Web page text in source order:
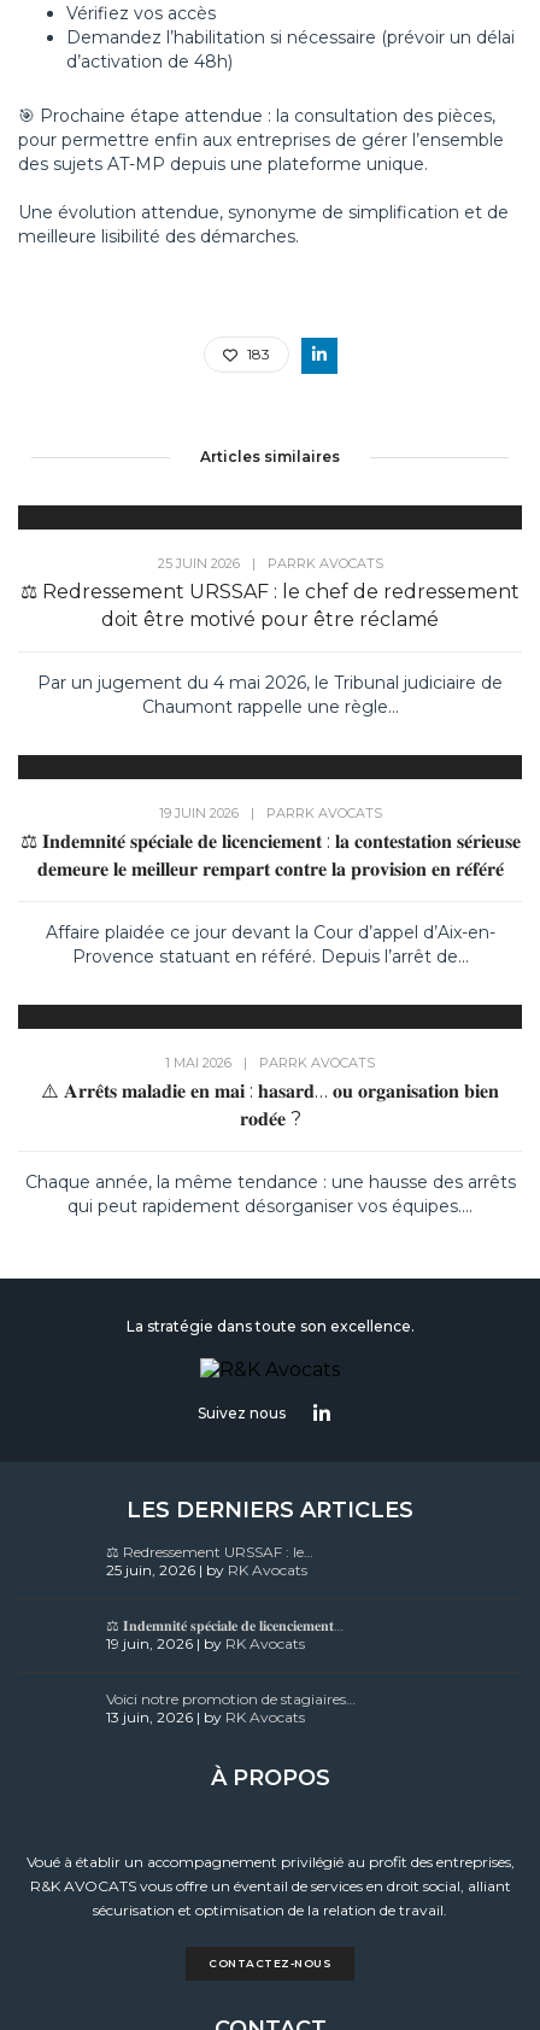
Vérifiez vos accès
Demandez l’habilitation si nécessaire (prévoir un délai
d’activation de 48h)
🎯 Prochaine étape attendue : la consultation des pièces,
pour permettre enfin aux entreprises de gérer l’ensemble
des sujets AT-MP depuis une plateforme unique.
Une évolution attendue, synonyme de simplification et de
meilleure lisibilité des démarches.
183
Articles similaires
25 JUIN 2026 | PARRK AVOCATS
⚖️ Redressement URSSAF : le chef de redressement
doit être motivé pour être réclamé
Par un jugement du 4 mai 2026, le Tribunal judiciaire de
Chaumont rappelle une règle...
19 JUIN 2026 | PARRK AVOCATS
⚖️ 𝐈𝐧𝐝𝐞𝐦𝐧𝐢𝐭𝐞́ 𝐬𝐩𝐞́𝐜𝐢𝐚𝐥𝐞 𝐝𝐞 𝐥𝐢𝐜𝐞𝐧𝐜𝐢𝐞𝐦𝐞𝐧𝐭 : 𝐥𝐚 𝐜𝐨𝐧𝐭𝐞𝐬𝐭𝐚𝐭𝐢𝐨𝐧 𝐬𝐞́𝐫𝐢𝐞𝐮𝐬𝐞
𝐝𝐞𝐦𝐞𝐮𝐫𝐞 𝐥𝐞 𝐦𝐞𝐢𝐥𝐥𝐞𝐮𝐫 𝐫𝐞𝐦𝐩𝐚𝐫𝐭 𝐜𝐨𝐧𝐭𝐫𝐞 𝐥𝐚 𝐩𝐫𝐨𝐯𝐢𝐬𝐢𝐨𝐧 𝐞𝐧 𝐫𝐞́𝐟𝐞́𝐫𝐞́
Affaire plaidée ce jour devant la Cour d’appel d’Aix-en-
Provence statuant en référé. Depuis l’arrêt de...
1 MAI 2026 | PARRK AVOCATS
⚠️ 𝐀𝐫𝐫𝐞̂𝐭𝐬 𝐦𝐚𝐥𝐚𝐝𝐢𝐞 𝐞𝐧 𝐦𝐚𝐢 : 𝐡𝐚𝐬𝐚𝐫𝐝… 𝐨𝐮 𝐨𝐫𝐠𝐚𝐧𝐢𝐬𝐚𝐭𝐢𝐨𝐧 𝐛𝐢𝐞𝐧
𝐫𝐨𝐝𝐞́𝐞 ?
Chaque année, la même tendance : une hausse des arrêts
qui peut rapidement désorganiser vos équipes....
La stratégie dans toute son excellence.
Suivez nous
LES DERNIERS ARTICLES
⚖️ Redressement URSSAF : le…
25 juin, 2026 | by RK Avocats
⚖️ 𝐈𝐧𝐝𝐞𝐦𝐧𝐢𝐭𝐞́ 𝐬𝐩𝐞́𝐜𝐢𝐚𝐥𝐞 𝐝𝐞 𝐥𝐢𝐜𝐞𝐧𝐜𝐢𝐞𝐦𝐞𝐧𝐭…
19 juin, 2026 | by RK Avocats
Voici notre promotion de stagiaires…
13 juin, 2026 | by RK Avocats
À PROPOS
Voué à établir un accompagnement privilégié au profit des entreprises,
R&K AVOCATS vous offre un éventail de services en droit social, alliant
sécurisation et optimisation de la relation de travail.
CONTACTEZ-NOUS